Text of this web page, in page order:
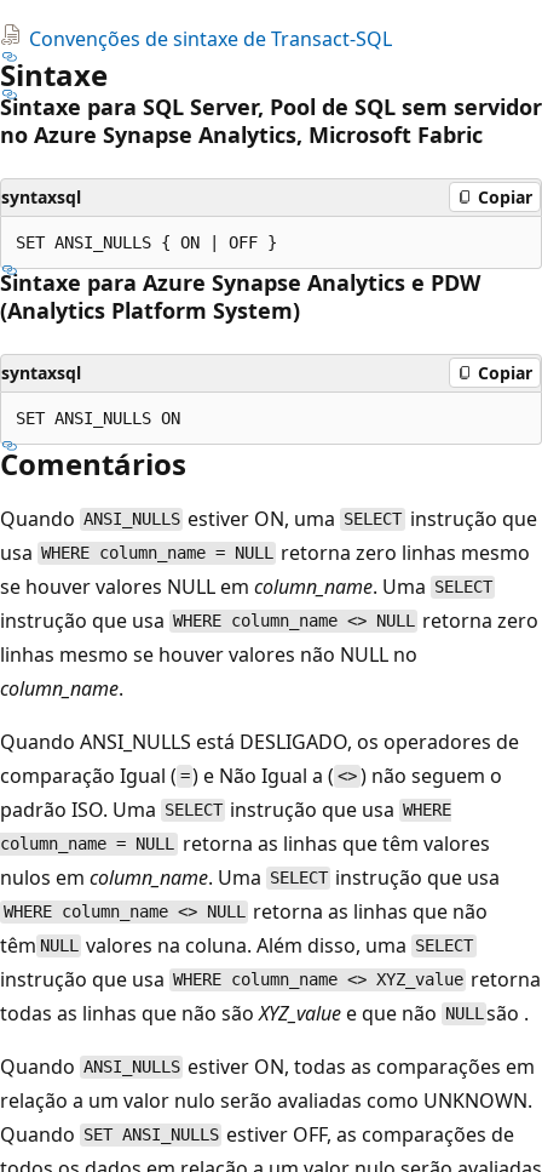
Convenções de sintaxe de Transact-SQL
Sintaxe
Sintaxe para SQL Server, Pool de SQL sem servidor
no Azure Synapse Analytics, Microsoft Fabric
syntaxsql Copiar
Sintaxe para Azure Synapse Analytics e PDW
(Analytics Platform System)
syntaxsql Copiar
Comentários
Quando ANSI_NULLS estiver ON, uma SELECT instrução que
usa WHERE column_name = NULL retorna zero linhas mesmo
se houver valores NULL em column_name. Uma SELECT
instrução que usa WHERE column_name <> NULL retorna zero
linhas mesmo se houver valores não NULL no
column_name.
Quando ANSI_NULLS está DESLIGADO, os operadores de
comparação Igual ( =) e Não Igual a (<>) não seguem o
padrão ISO. Uma SELECT instrução que usa WHERE
column_name = NULL retorna as linhas que têm valores
nulos em column_name. Uma SELECT instrução que usa
WHERE column_name <> NULL retorna as linhas que não
têm NULL valores na coluna. Além disso, uma SELECT
instrução que usa WHERE column_name <> XYZ_value retorna
todas as linhas que não sãoXYZ_valuee que não NULLsão .
Quando ANSI_NULLS estiver ON, todas as comparações em
relação a um valor nulo serão avaliadas como UNKNOWN.
Quando SET ANSI_NULLS estiver OFF, as comparações de